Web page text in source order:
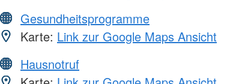
Gesundheitsprogramme
Karte: Link zur Google Maps Ansicht
Hausnotruf